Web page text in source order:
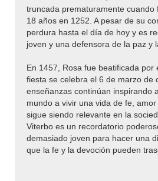
truncada prematuramente cuando
18 años en 1252. A pesar de su
perdura hasta el día de hoy y es
joven y una defensora de la paz y
En 1457, Rosa fue beatificada por
fiesta se celebra el 6 de marzo de
enseñanzas continúan inspirando
mundo a vivir una vida de fe,
sigue siendo relevante en la
Viterbo es un recordatorio
demasiado joven para hacer una
que la fe y la devoción pueden